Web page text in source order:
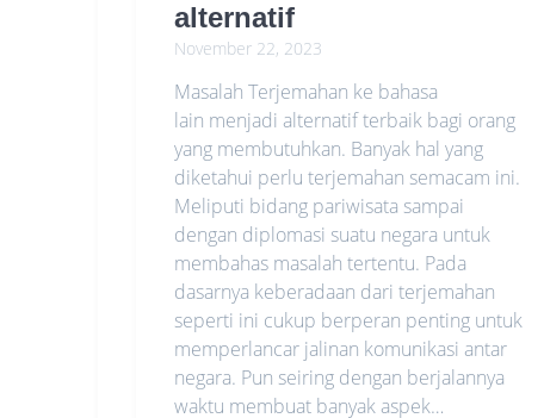
alternatif
November 22, 2023
Masalah Terjemahan ke bahasa
lain menjadi alternatif terbaik bagi orang
yang membutuhkan. Banyak hal yang
diketahui perlu terjemahan semacam ini.
Meliputi bidang pariwisata sampai
dengan diplomasi suatu negara untuk
membahas masalah tertentu. Pada
dasarnya keberadaan dari terjemahan
seperti ini cukup berperan penting untuk
memperlancar jalinan komunikasi antar
negara. Pun seiring dengan berjalannya
waktu membuat banyak aspek…